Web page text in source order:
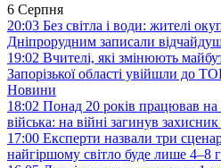
6 Серпня
20:03 Без світла і води: жителі
Дніпрорудним записали
19:02 Вчителі, які змінюють
Запорізької області увійшли до
Новини
18:02 Понад 20 років працював
війська: на війні загинув захисник
17:00 Експерти назвали три
найгіршому світло буде лише 4–8